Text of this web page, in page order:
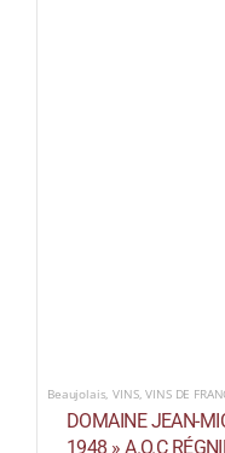
Beaujolais,VINS,VINS DE
DOMAINE JEAN-
1948 » A.O.C